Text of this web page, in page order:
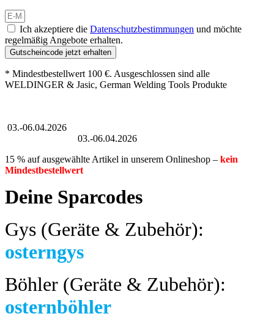
Ich akzeptiere die Datenschutzbestimmungen und möchte
regelmäßig Angebote erhalten.
Gutscheincode jetzt erhalten
* Mindestbestellwert 100 €. Ausgeschlossen sind alle
WELDINGER & Jasic, German Welding Tools Produkte
03.-06.04.2026
03.-06.04.2026
15 % auf ausgewählte Artikel in unserem Onlineshop – kein
Mindestbestellwert
Deine Sparcodes
Gys (Geräte & Zubehör):
osterngys
Böhler (Geräte & Zubehör):
osternböhler